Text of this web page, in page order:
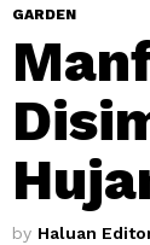
GARDEN
by Haluan